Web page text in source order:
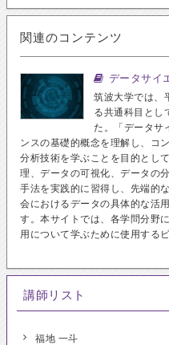
関連のコンテンツ
データサイ
筑波大学では、
る共通科目とし
た。「データサ
ンスの基礎的概念を理解し、コ
分析技術を学ぶことを目的とし
理、データの可視化、データの
手法を実践的に習得し、先端的
会におけるデータの具体的な活
す。本サイトでは、各学問分野
用について学ぶために使用する
講師リスト
福地 一斗